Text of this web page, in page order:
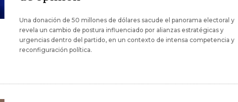
Una donación de 50 millones de dólares sacude el panorama electoral y
revela un cambio de postura influenciado por alianzas estratégicas y
urgencias dentro del partido, en un contexto de intensa competencia y
reconfiguración política.